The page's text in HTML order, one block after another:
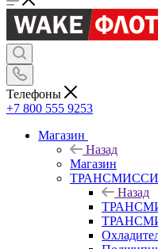
Телефоны
+7 800 555 9253
Магазин
Назад
Магазин
Назад